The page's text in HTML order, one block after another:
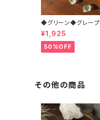
◆グリーン◆グレープ
スト＊マクラメネックレ
¥1,925
50%OFF
その他の商品